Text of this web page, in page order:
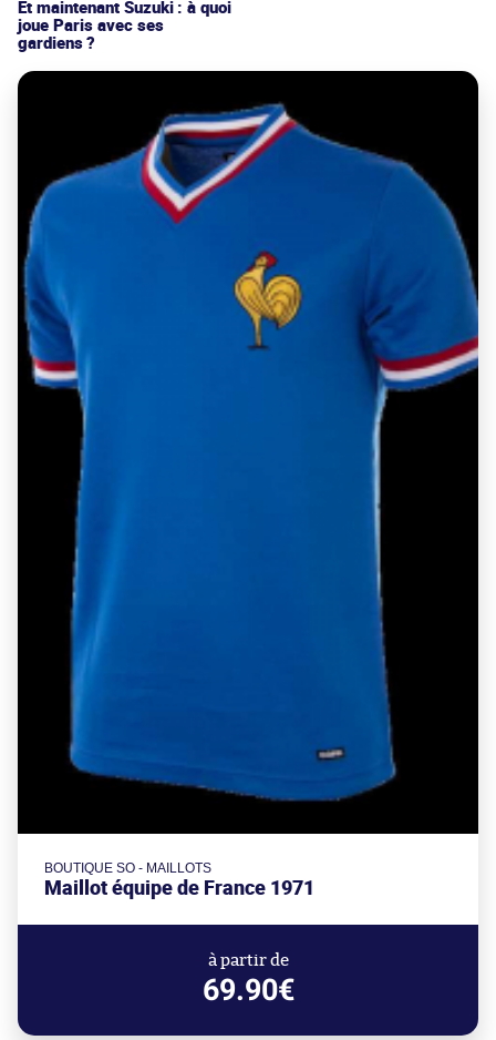
Et maintenant Suzuki : à quoi
joue Paris avec ses
gardiens ?
BOUTIQUE SO - MAILLOTS
Maillot équipe de France 1971
à partir de
69.90€